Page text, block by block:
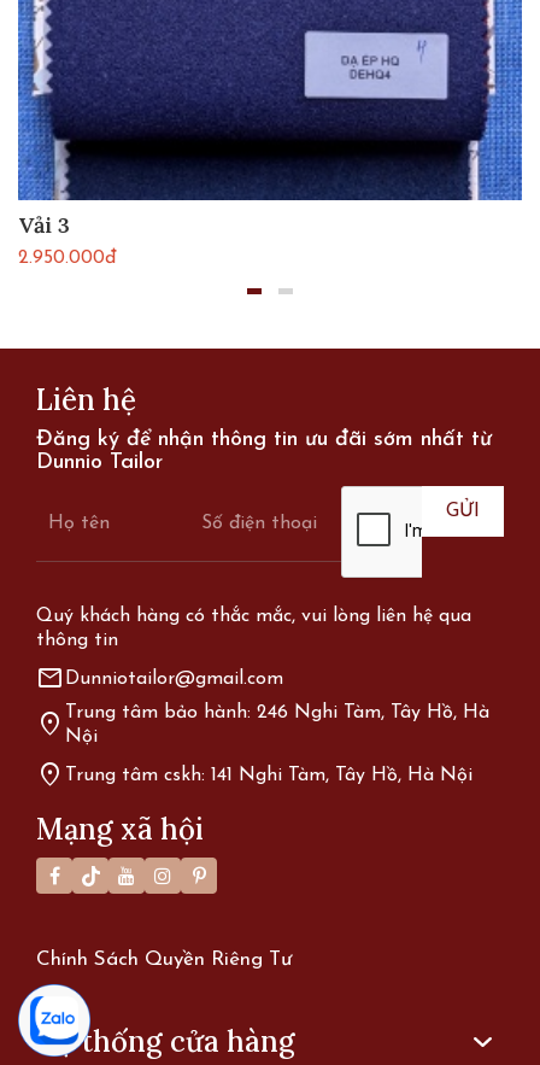
Vải 3
2.950.000đ
Liên hệ
Đăng ký để nhận thông tin ưu đãi sớm nhất từ
Dunnio Tailor
Quý khách hàng có thắc mắc, vui lòng liên hệ qua
thông tin
mail Dunniotailor@gmail.com
location_on
Trung tâm bảo hành: 246 Nghi Tàm, Tây Hồ, Hà
Nội
location_on Trung tâm cskh: 141 Nghi Tàm, Tây Hồ, Hà Nội
Mạng xã hội
Chính Sách Quyền Riêng Tư
Hệ thống cửa hàng